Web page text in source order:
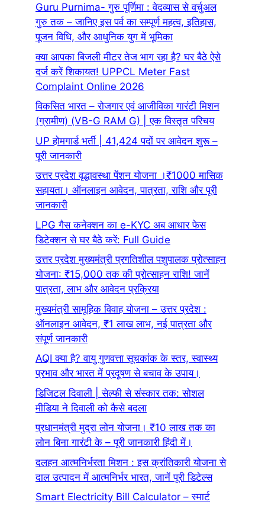
Guru Purnima- गुरु पूर्णिमा : वेदव्यास से वर्चुअल
गुरु तक – जानिए इस पर्व का सम्पूर्ण महत्व, इतिहास,
पूजन विधि, और आधुनिक युग में भूमिका
क्या आपका बिजली मीटर तेज भाग रहा है? घर बैठे ऐसे
दर्ज करें शिकायत! UPPCL Meter Fast
Complaint Online 2026
विकसित भारत – रोजगार एवं आजीविका गारंटी मिशन
(ग्रामीण) (VB-G RAM G) | एक विस्तृत परिचय
UP होमगार्ड भर्ती | 41,424 पदों पर आवेदन शुरू –
पूरी जानकारी
उत्तर प्रदेश वृद्धावस्था पेंशन योजना ।₹1000 मासिक
सहायता। ऑनलाइन आवेदन, पात्रता, राशि और पूरी
जानकारी
LPG गैस कनेक्शन का e-KYC अब आधार फेस
डिटेक्शन से घर बैठे करें: Full Guide
उत्तर प्रदेश मुख्यमंत्री प्रगतिशील पशुपालक प्रोत्साहन
योजना: ₹15,000 तक की प्रोत्साहन राशि! जानें
पात्रता, लाभ और आवेदन प्रक्रिया
मुख्यमंत्री सामूहिक विवाह योजना – उत्तर प्रदेश :
ऑनलाइन आवेदन, ₹1 लाख लाभ, नई पात्रता और
संपूर्ण जानकारी
AQI क्या है? वायु गुणवत्ता सूचकांक के स्तर, स्वास्थ्य
प्रभाव और भारत में प्रदूषण से बचाव के उपाय।
डिजिटल दिवाली | सेल्फी से संस्कार तक: सोशल
मीडिया ने दिवाली को कैसे बदला
प्रधानमंत्री मुद्रा लोन योजना। ₹10 लाख तक का
लोन बिना गारंटी के – पूरी जानकारी हिंदी में।
दलहन आत्मनिर्भरता मिशन : इस क्रांतिकारी योजना से
दाल उत्पादन में आत्मनिर्भर भारत, जानें पूरी डिटेल्स
Smart Electricity Bill Calculator – स्मार्ट